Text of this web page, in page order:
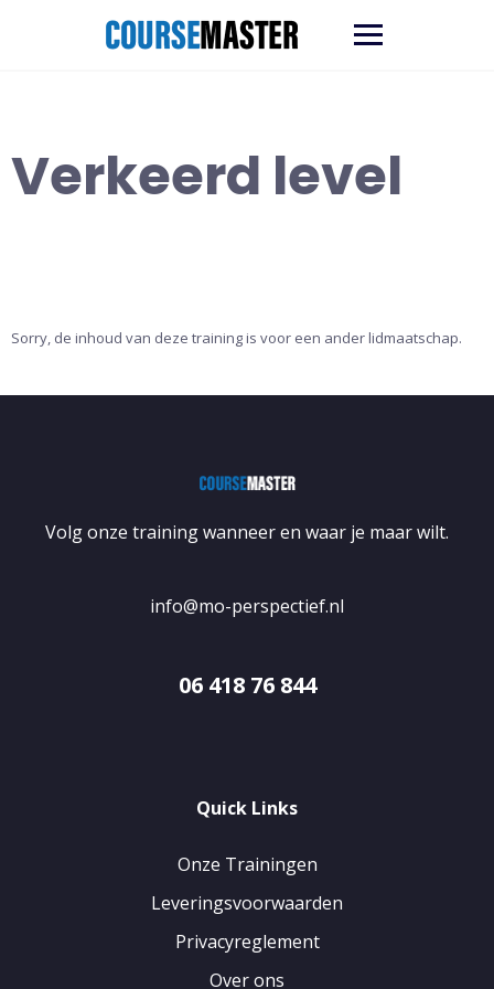
Verkeerd level
Sorry, de inhoud van deze training is voor een ander lidmaatschap.
Volg onze training wanneer en waar je maar wilt.
info@mo-perspectief.nl
06 418 76 844
Quick Links
Onze Trainingen
Leveringsvoorwaarden
Privacyreglement
Over ons